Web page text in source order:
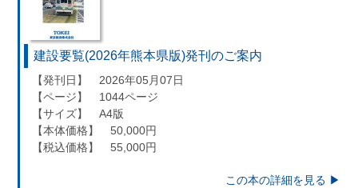
建設要覧(2026年熊本県版)発刊のご案内
【発刊日】 2026年05月07日
【ページ】 1044ページ
【サイズ】 A4版
【本体価格】 50,000円
【税込価格】 55,000円
この本の詳細を見る ▶︎